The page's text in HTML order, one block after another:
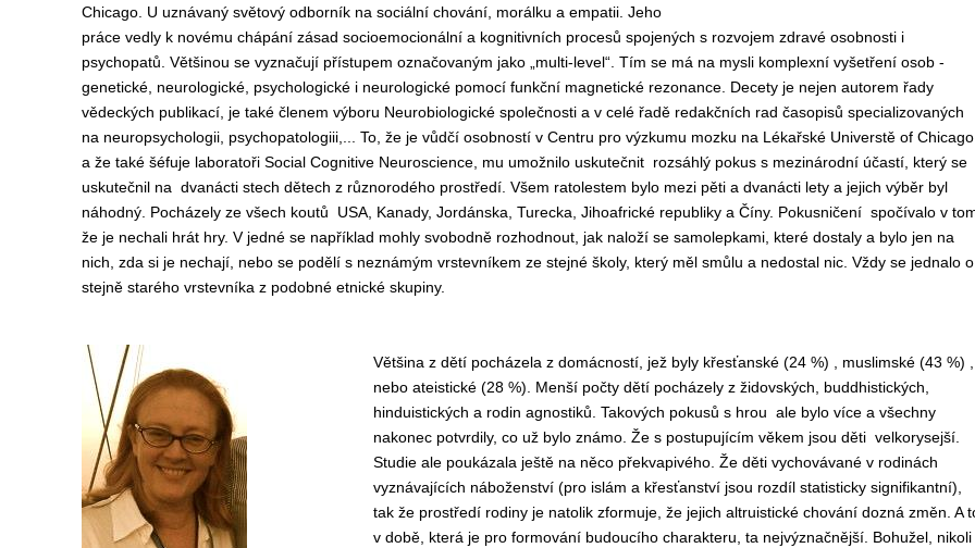
Chicago. U uznávaný světový odborník na sociální chování, morálku a empatii. Jeho
práce vedly k novému chápání zásad socioemocionální a kognitivních procesů spojených s rozvojem zdravé osobnosti i
psychopatů. Většinou se vyznačují přístupem označovaným jako „multi-level“. Tím se má na mysli komplexní vyšetření osob -
genetické, neurologické, psychologické i neurologické pomocí funkční magnetické rezonance. Decety je nejen autorem řady
vědeckých publikací, je také členem výboru Neurobiologické společnosti a v celé řadě redakčních rad časopisů specializovaných
na neuropsychologii, psychopatologiii,... To, že je vůdčí osobností v Centru pro výzkumu mozku na Lékařské Universtě of Chicago
a že také šéfuje laboratoři Social Cognitive Neuroscience, mu umožnilo uskutečnit rozsáhlý pokus s mezinárodní účastí, který se
uskutečnil na dvanácti stech dětech z různorodého prostředí. Všem ratolestem bylo mezi pěti a dvanácti lety a jejich výběr byl
náhodný. Pocházely ze všech koutů USA, Kanady, Jordánska, Turecka, Jihoafrické republiky a Číny. Pokusničení spočívalo v
že je nechali hrát hry. V jedné se například mohly svobodně rozhodnout, jak naloží se samolepkami, které dostaly a bylo jen na
nich, zda si je nechají, nebo se podělí s neznámým vrstevníkem ze stejné školy, který měl smůlu a nedostal nic. Vždy se jednalo o
stejně starého vrstevníka z podobné etnické skupiny.
Většina z dětí pocházela z domácností, jež byly křesťanské (24 %) , muslimské (43 %) ,
nebo ateistické (28 %). Menší počty dětí pocházely z židovských, buddhistických,
hinduistických a rodin agnostiků. Takových pokusů s hrou ale bylo více a všechny
nakonec potvrdily, co už bylo známo. Že s postupujícím věkem jsou děti velkorysejší.
Studie ale poukázala ještě na něco překvapivého. Že děti vychovávané v rodinách
vyznávajících náboženství (pro islám a křesťanství jsou rozdíl statisticky signifikantní),
tak že prostředí rodiny je natolik zformuje, že jejich altruistické chování dozná změn. A
v době, která je pro formování budoucího charakteru, ta nejvýznačnější. Bohužel, nikoli